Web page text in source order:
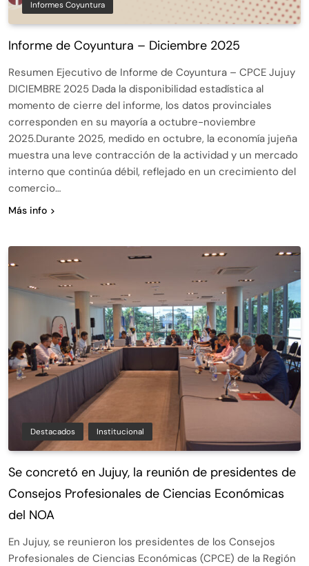
Informes Coyuntura
Informe de Coyuntura – Diciembre 2025
Resumen Ejecutivo de Informe de Coyuntura – CPCE Jujuy
DICIEMBRE 2025 Dada la disponibilidad estadística al
momento de cierre del informe, los datos provinciales
corresponden en su mayoría a octubre-noviembre
2025.Durante 2025, medido en octubre, la economía jujeña
muestra una leve contracción de la actividad y un mercado
interno que continúa débil, reflejado en un crecimiento del
comercio…
Más info
Destacados Institucional
Se concretó en Jujuy, la reunión de presidentes de
Consejos Profesionales de Ciencias Económicas
del NOA
En Jujuy, se reunieron los presidentes de los Consejos
Profesionales de Ciencias Económicas (CPCE) de la Región